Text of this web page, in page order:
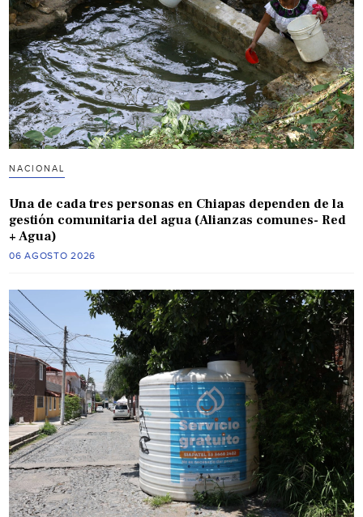
NACIONAL
Una de cada tres personas en Chiapas dependen de la
gestión comunitaria del agua (Alianzas comunes- Red
+ Agua)
06 AGOSTO 2026